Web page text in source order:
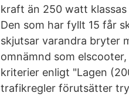
kraft än 250 watt
Den som har fyllt 15 får
skjutsar varandra bryter
omnämnd som
kriterier enligt "Lagen
trafikregler förutsätter